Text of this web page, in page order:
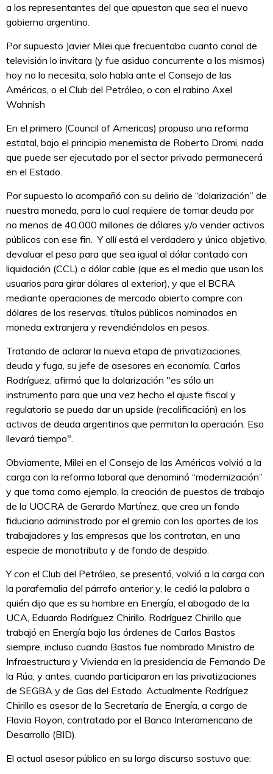
a los representantes del que apuestan que sea el nuevo
gobierno argentino.
Por supuesto Javier Milei que frecuentaba cuanto canal de
televisión lo invitara (y fue asiduo concurrente a los mismos)
hoy no lo necesita, solo habla ante el Consejo de las
Américas, o el Club del Petróleo, o con el rabino Axel
Wahnish
En el primero (Council of Americas) propuso una reforma
estatal, bajo el principio menemista de Roberto Dromi, nada
que puede ser ejecutado por el sector privado permanecerá
en el Estado.
Por supuesto lo acompañó con su delirio de “dolarización” de
nuestra moneda, para lo cual requiere de tomar deuda por
no menos de 40.000 millones de dólares y/o vender activos
públicos con ese fin. Y allí está el verdadero y único objetivo,
devaluar el peso para que sea igual al dólar contado con
liquidación (CCL) o dólar cable (que es el medio que usan los
usuarios para girar dólares al exterior), y que el BCRA
mediante operaciones de mercado abierto compre con
dólares de las reservas, títulos públicos nominados en
moneda extranjera y revendiéndolos en pesos.
Tratando de aclarar la nueva etapa de privatizaciones,
deuda y fuga, su jefe de asesores en economía, Carlos
Rodríguez, afirmó que la dolarización "es sólo un
instrumento para que una vez hecho el ajuste fiscal y
regulatorio se pueda dar un upside (recalificación) en los
activos de deuda argentinos que permitan la operación. Eso
llevará tiempo".
Obviamente, Milei en el Consejo de las Américas volvió a la
carga con la reforma laboral que denominó “modernización”
y que toma como ejemplo, la creación de puestos de trabajo
de la UOCRA de Gerardo Martínez, que crea un fondo
fiduciario administrado por el gremio con los aportes de los
trabajadores y las empresas que los contratan, en una
especie de monotributo y de fondo de despido.
Y con el Club del Petróleo, se presentó, volvió a la carga con
la parafernalia del párrafo anterior y, le cedió la palabra a
quién dijo que es su hombre en Energía, el abogado de la
UCA, Eduardo Rodríguez Chirillo. Rodríguez Chirillo que
trabajó en Energía bajo las órdenes de Carlos Bastos
siempre, incluso cuando Bastos fue nombrado Ministro de
Infraestructura y Vivienda en la presidencia de Fernando De
la Rúa, y antes, cuando participaron en las privatizaciones
de SEGBA y de Gas del Estado. Actualmente Rodríguez
Chirillo es asesor de la Secretaría de Energía, a cargo de
Flavia Royon, contratado por el Banco Interamericano de
Desarrollo (BID).
El actual asesor público en su largo discurso sostuvo que: